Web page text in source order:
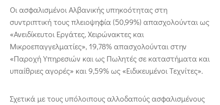
Οι ασφαλισμένοι Αλβανικής υπηκοότητας στη
συντριπτική τους πλειοψηφία (50,99%) απασχολούνται ως
«Ανειδίκευτοι Εργάτες, Χειρώνακτες και
Μικροεπαγγελματίες», 19,78% απασχολούνται στην
«Παροχή Υπηρεσιών και ως Πωλητές σε καταστήματα και
υπαίθριες αγορές» και 9,59% ως «Ειδικευμένοι Τεχνίτες».
Σχετικά με τους υπόλοιπους αλλοδαπούς ασφαλισμένους